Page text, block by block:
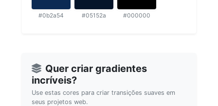
#0b2a54 #05152a #000000
Quer criar gradientes
incríveis?
Use estas cores para criar transições suaves em
seus projetos web.